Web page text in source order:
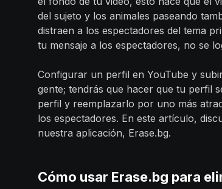
del sujeto y los animales paseando
distraen a los espectadores del tema
tu mensaje a los espectadores, no se
Configurar un perfil en YouTube y
gente; tendrás que hacer que tu perfil
perfil y reemplazarlo por uno más
los espectadores. En este artículo,
nuestra aplicación, Erase.bg.
Cómo usar Erase.bg para